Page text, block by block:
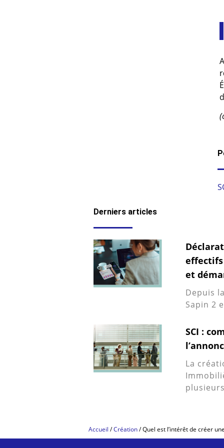
Derniers articles
effectifs
et
Depuis
Sapin 2
SCI :
La
Accueil /Création/Quel est l’intérêt de créer